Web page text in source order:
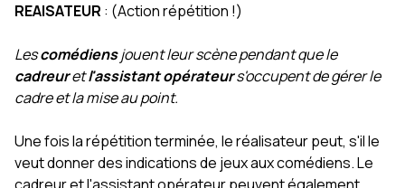
REAISATEUR : (Action répétition !)
Lescomédiensjouent leur scène pendant que le
cadreuretl'assistant opérateurs'occupent de gérer le
cadre et la mise au point.
Une fois la répétition terminée, le réalisateur peut, s'il le
veut donner des indications de jeux aux comédiens. Le